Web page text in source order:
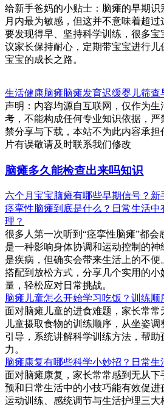
给新手爸妈的小贴士：脑瘫的早期识
月内最为敏感，但这并不意味着超
要发现得早、坚持科学训练，很多
议家长保持耐心，定期带宝宝进行
宝宝的成长之路。
生活健康脑瘫脑瘫发育迟缓婴儿筛查
声明：内容均源自互联网，仅作为
考，不能构成任何专业知识依据，
禁分享与下载，本站不为此内容承担
片有误敬请及时联系我们修改
脑瘫多久能检查出来吗知识
六个月宝宝脑瘫有哪些早期信号？新
痉挛性脑瘫到底是什么？日常生活中
理？
很多人第一次听到“痉挛性脑瘫”都会
是一种影响身体协调和运动控制的
是疾病，但确实会带来生活上的不
搭配到放松方式，分享几个实用的
量，轻松应对日常挑战。
脑瘫儿童怎么开始学习吃饭？训练顺
面对脑瘫儿童的进食难题，家长常
儿童摄取食物的训练顺序，从坐姿
引导，系统讲解科学训练方法，帮
力。
脑瘫康复有哪些科学小妙招？日常生
面对脑瘫康复，家长常常感到无从
预和日常生活中的小技巧能有效促
运动训练、感统调节与生活护理三